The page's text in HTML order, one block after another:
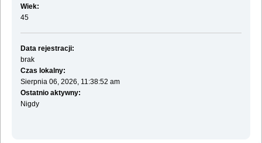
Wiek:
45
Data rejestracji:
brak
Czas lokalny:
Sierpnia 06, 2026, 11:38:52 am
Ostatnio aktywny:
Nigdy